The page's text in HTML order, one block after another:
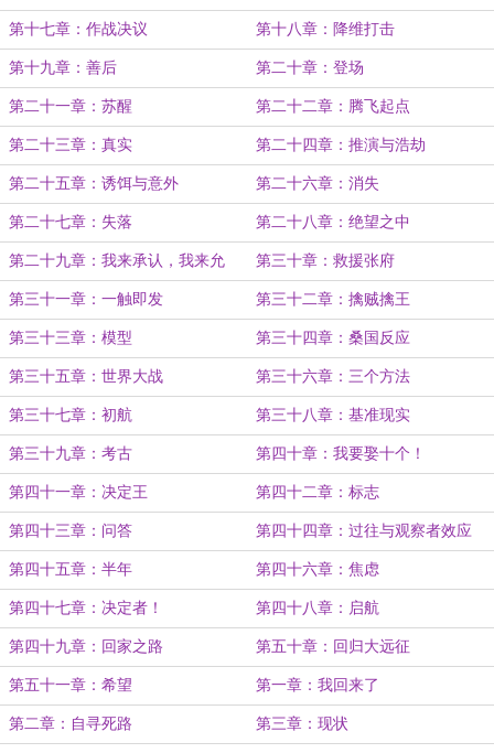
第十七章：作战决议 第十八章：降维打击
第十九章：善后 第二十章：登场
第二十一章：苏醒 第二十二章：腾飞起点
第二十三章：真实 第二十四章：推演与浩劫
第二十五章：诱饵与意外 第二十六章：消失
第二十七章：失落 第二十八章：绝望之中
第二十九章：我来承认，我来允
许，我来背负一切！
第三十章：救援张府
第三十一章：一触即发 第三十二章：擒贼擒王
第三十三章：模型 第三十四章：桑国反应
第三十五章：世界大战 第三十六章：三个方法
第三十七章：初航 第三十八章：基准现实
第三十九章：考古 第四十章：我要娶十个！
第四十一章：决定王 第四十二章：标志
第四十三章：问答 第四十四章：过往与观察者效应
第四十五章：半年 第四十六章：焦虑
第四十七章：决定者！ 第四十八章：启航
第四十九章：回家之路 第五十章：回归大远征
第五十一章：希望 第一章：我回来了
第二章：自寻死路 第三章：现状